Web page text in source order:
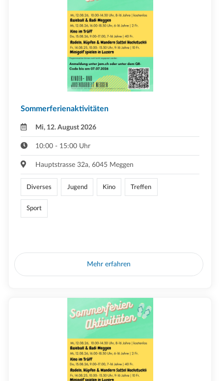
Sommerferienaktivitäten
Mi, 12. August 2026
10:00 - 15:00 Uhr
Hauptstrasse 32a, 6045 Meggen
Diverses Jugend Kino Treffen
Sport
Mehr erfahren